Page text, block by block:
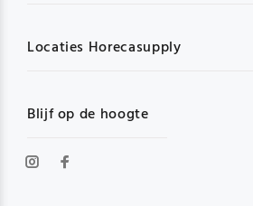
Blijf op de hoogte
Locaties Horecasupply